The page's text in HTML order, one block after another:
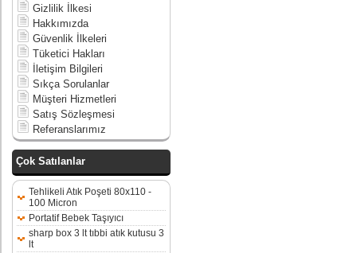
Gizlilik İlkesi
Hakkımızda
Güvenlik İlkeleri
Tüketici Hakları
İletişim Bilgileri
Sıkça Sorulanlar
Müşteri Hizmetleri
Satış Sözleşmesi
Referanslarımız
Çok Satılanlar
Tehlikeli Atık Poşeti 80x110 -
100 Micron
Portatif Bebek Taşıyıcı
sharp box 3 lt tıbbi atık kutusu 3
lt